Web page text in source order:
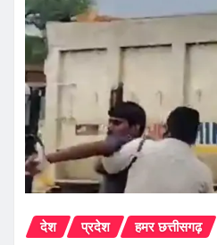
देश प्रदेश हमर छत्तीसगढ़